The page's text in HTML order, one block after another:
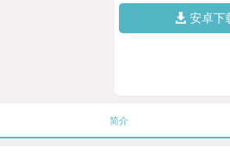
安卓下
简介